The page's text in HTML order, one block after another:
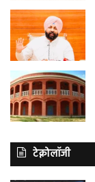
टेक्नोलॉजी